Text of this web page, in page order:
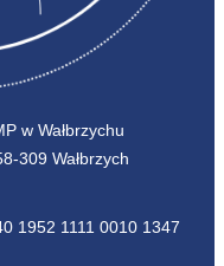
w Wałbrzychu
309 Wałbrzych
1952 1111 0010 1347